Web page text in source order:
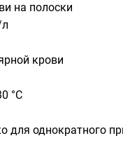
на полоски
крови
°С
для однократного